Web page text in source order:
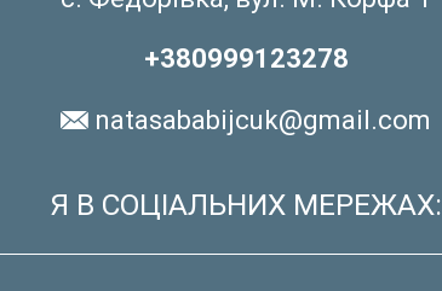
+380999123278
natasababijcuk@gmail.com
Я В СОЦІАЛЬНИХ МЕРЕЖАХ: